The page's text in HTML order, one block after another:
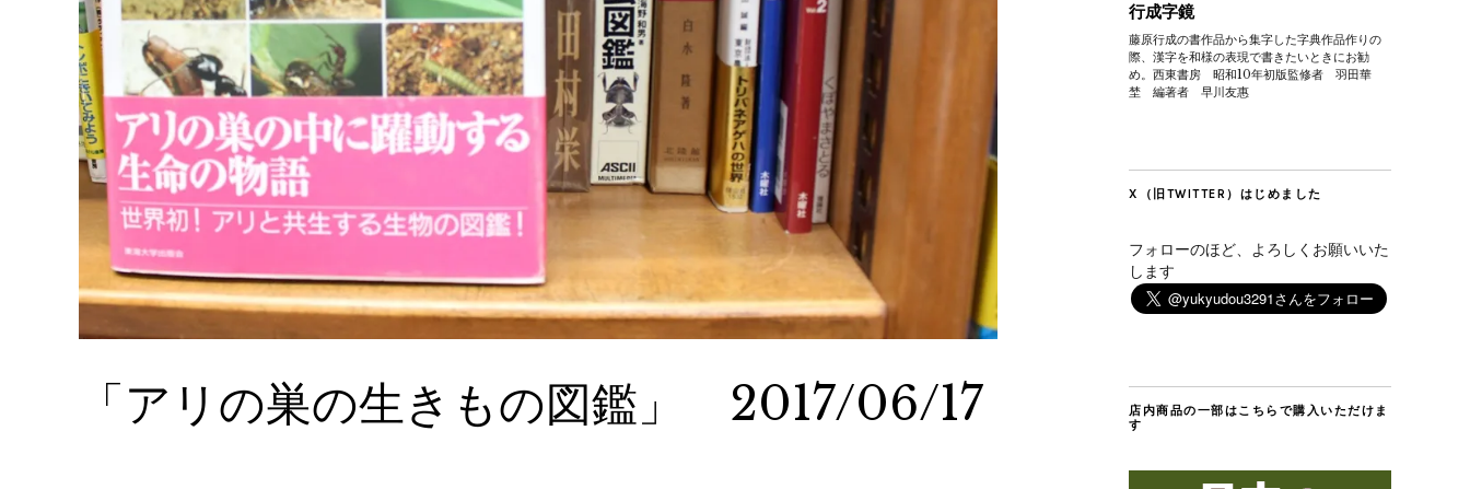
「アリの巣の生きもの図鑑」 2017/06/17
行成字鏡
藤原行成の書作品から集字した字典作品作りの
際、漢字を和様の表現で書きたいときにお勧
め。西東書房 昭和10年初版監修者 羽田華
埜 編著者 早川友惠
X（旧TWITTER）はじめました
フォローのほど、よろしくお願いいた
します
店内商品の一部はこちらで購入いただけま
す